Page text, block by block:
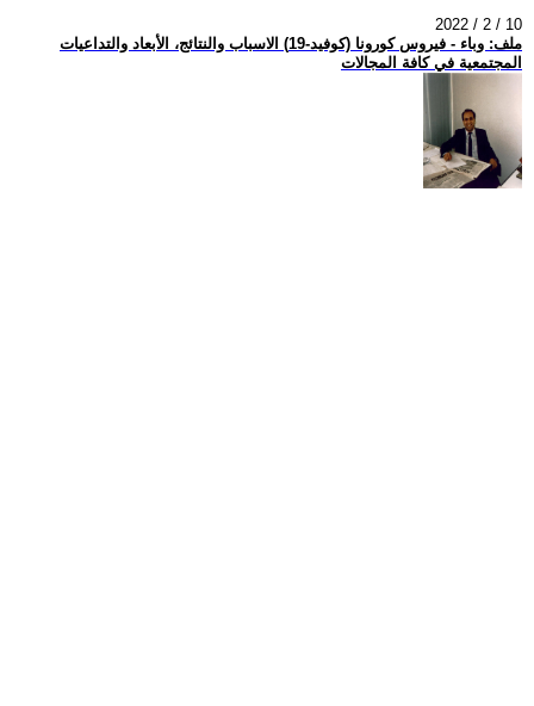
2022 / 2 / 10
ملف: وباء - فيروس كورونا (كوفيد-19) الاسباب والنتائج، الأبعاد والتداعيات
المجتمعية في كافة المجالات